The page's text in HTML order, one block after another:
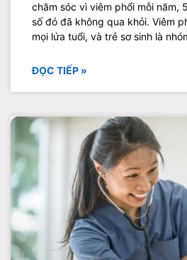
chăm sóc vì viêm phổi mỗi năm,
số đó đã không qua khỏi. Viêm
mọi lứa tuổi, và trẻ sơ sinh là
ĐỌC TIẾP »